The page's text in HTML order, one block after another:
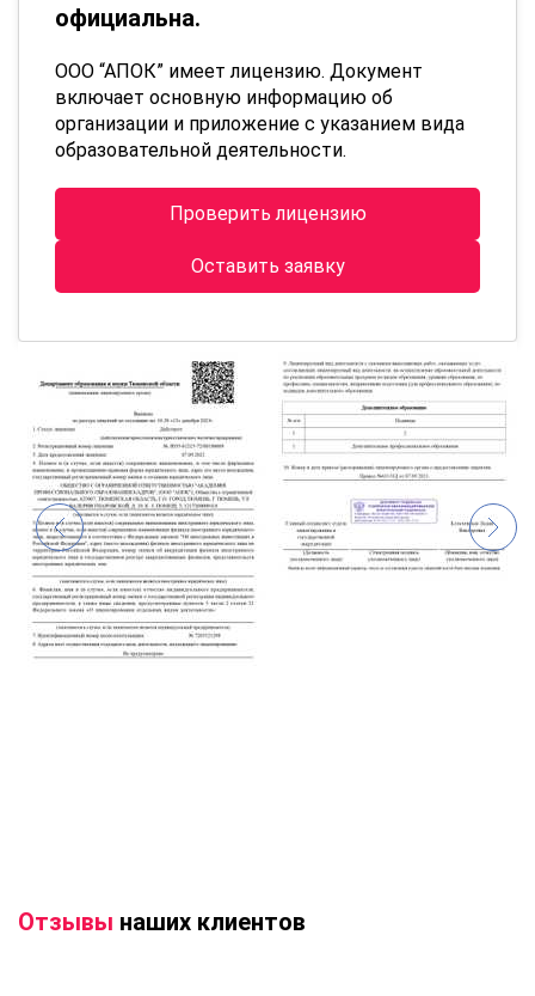
официальна.
ООО “АПОК” имеет лицензию. Документ
включает основную информацию об
организации и приложение с указанием вида
образовательной деятельности.
Проверить лицензию
Оставить заявку
Отзывы наших клиентов